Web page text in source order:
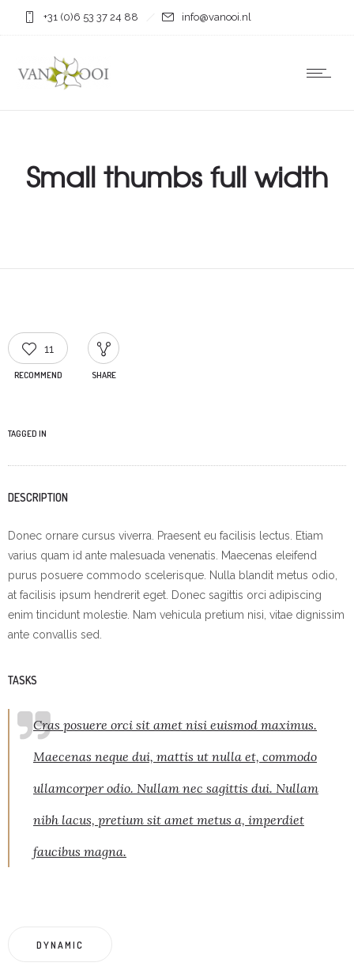
+31 (0)6 53 37 24 88 info@vanooi.nl
Small thumbs full width
11
RECOMMEND SHARE
TAGGED IN
DESCRIPTION
Donec ornare cursus viverra. Praesent eu facilisis lectus. Etiam
varius quam id ante malesuada venenatis. Maecenas eleifend
purus posuere commodo scelerisque. Nulla blandit metus odio,
at facilisis ipsum hendrerit eget. Donec sagittis orci adipiscing
enim tincidunt molestie. Nam vehicula pretium nisi, vitae dignissim
ante convallis sed.
TASKS
Cras posuere orci sit amet nisi euismod maximus.
Maecenas neque dui, mattis ut nulla et, commodo
ullamcorper odio. Nullam nec sagittis dui. Nullam
nibh lacus, pretium sit amet metus a, imperdiet
faucibus magna.
DYNAMIC